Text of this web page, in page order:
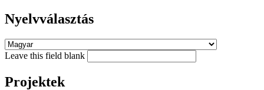
Nyelvválasztás
Leave this field blank
Projektek